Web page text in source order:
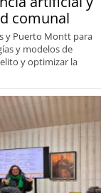
comunal
y Puerto Montt para
y modelos de
y optimizar la